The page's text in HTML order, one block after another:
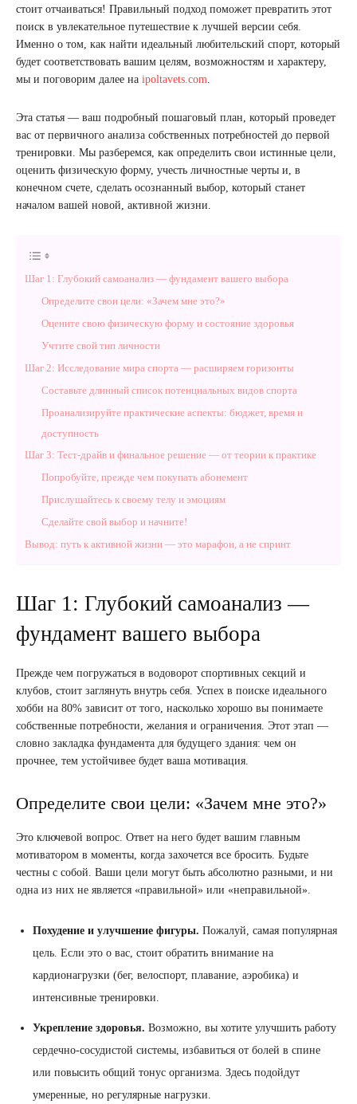
стоит отчаиваться! Правильный подход поможет превратить этот
поиск в увлекательное путешествие к лучшей версии себя.
Именно о том, как найти идеальный любительский спорт, который
будет соответствовать вашим целям, возможностям и характеру,
мы и поговорим далее на ipoltavets.com.
Эта статья — ваш подробный пошаговый план, который проведет
вас от первичного анализа собственных потребностей до первой
тренировки. Мы разберемся, как определить свои истинные цели,
оценить физическую форму, учесть личностные черты и, в
конечном счете, сделать осознанный выбор, который станет
началом вашей новой, активной жизни.
Шаг 1: Глубокий самоанализ — фундамент вашего выбора
Определите свои цели: «Зачем мне это?»
Оцените свою физическую форму и состояние здоровья
Учтите свой тип личности
Шаг 2: Исследование мира спорта — расширяем горизонты
Составьте длинный список потенциальных видов спорта
Проанализируйте практические аспекты: бюджет, время и
доступность
Шаг 3: Тест-драйв и финальное решение — от теории к практике
Попробуйте, прежде чем покупать абонемент
Прислушайтесь к своему телу и эмоциям
Сделайте свой выбор и начните!
Вывод: путь к активной жизни — это марафон, а не спринт
Шаг 1: Глубокий самоанализ —
фундамент вашего выбора
Прежде чем погружаться в водоворот спортивных секций и
клубов, стоит заглянуть внутрь себя. Успех в поиске идеального
хобби на 80% зависит от того, насколько хорошо вы понимаете
собственные потребности, желания и ограничения. Этот этап —
словно закладка фундамента для будущего здания: чем он
прочнее, тем устойчивее будет ваша мотивация.
Определите свои цели: «Зачем мне это?»
Это ключевой вопрос. Ответ на него будет вашим главным
мотиватором в моменты, когда захочется все бросить. Будьте
честны с собой. Ваши цели могут быть абсолютно разными, и ни
одна из них не является «правильной» или «неправильной».
Похудение и улучшение фигуры. Пожалуй, самая популярная
цель. Если это о вас, стоит обратить внимание на
кардионагрузки (бег, велоспорт, плавание, аэробика) и
интенсивные тренировки.
Укрепление здоровья. Возможно, вы хотите улучшить работу
сердечно-сосудистой системы, избавиться от болей в спине
или повысить общий тонус организма. Здесь подойдут
умеренные, но регулярные нагрузки.